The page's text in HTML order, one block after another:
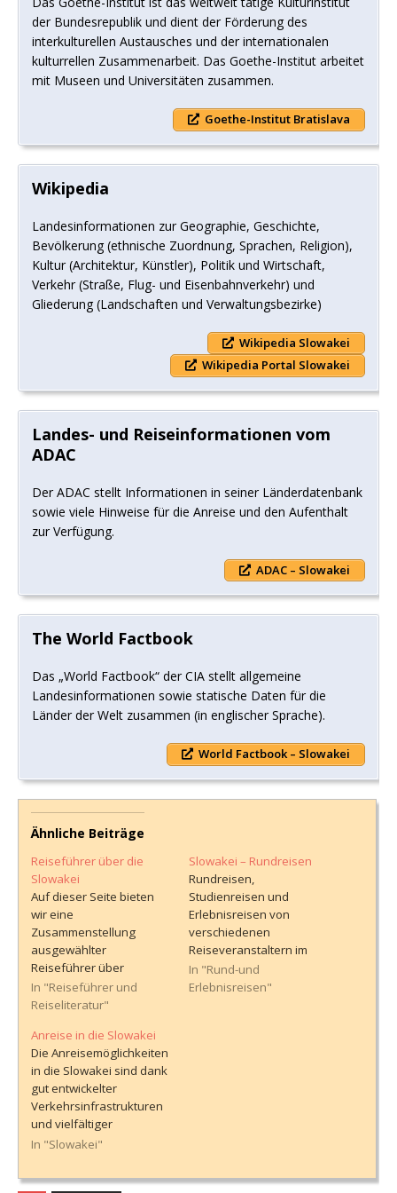
der Bundesrepublik und dient der Förderung des
interkulturellen Austausches und der internationalen
kulturrellen Zusammenarbeit. Das Goethe-Institut arbeitet
mit Museen und Universitäten zusammen.
Goethe-Institut Bratislava
Wikipedia
Landesinformationen zur Geographie, Geschichte,
Bevölkerung (ethnische Zuordnung, Sprachen, Religion),
Kultur (Architektur, Künstler), Politik und Wirtschaft,
Verkehr (Straße, Flug- und Eisenbahnverkehr) und
Gliederung (Landschaften und Verwaltungsbezirke)
Wikipedia Slowakei
Wikipedia Portal Slowakei
Landes- und Reiseinformationen vom
ADAC
Der ADAC stellt Informationen in seiner Länderdatenbank
sowie viele Hinweise für die Anreise und den Aufenthalt
zur Verfügung.
ADAC – Slowakei
The World Factbook
Das „World Factbook“ der CIA stellt allgemeine
Landesinformationen sowie statische Daten für die
Länder der Welt zusammen (in englischer Sprache).
World Factbook – Slowakei
Ähnliche Beiträge
Reiseführer über die
Slowakei
Auf dieser Seite bieten
wir eine
Zusammenstellung
ausgewählter
Reiseführer über
Slowakei an. In dieser
Übersicht finden sich
Reisebuchverlagen, die
wertvolle Informationen
und Insidertipps für die
Reiseplanung und -
durchführung bieten.
Darüber hinaus stellen
wir Links zur Verfügung,
Bücher bei amazon.de
In "Reiseführer und
Reiseliteratur"
Slowakei – Rundreisen
Rundreisen,
Studienreisen und
Erlebnisreisen von
verschiedenen
Reiseveranstaltern im
Vergleich, mit
ausführlichen
In "Rund-und
Erlebnisreisen"
Anreise in die Slowakei
Die Anreisemöglichkeiten
in die Slowakei sind dank
gut entwickelter
Verkehrsinfrastrukturen
und vielfältiger
Transportmittel sehr
Anreise per Flugzeug,
In "Slowakei"